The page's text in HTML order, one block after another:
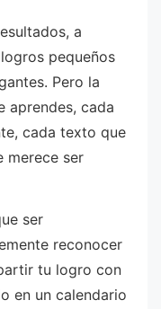
a
pequeños
Pero la
aprendes, cada
cada texto que
merece ser
ser
reconocer
tu logro con
en un calendario